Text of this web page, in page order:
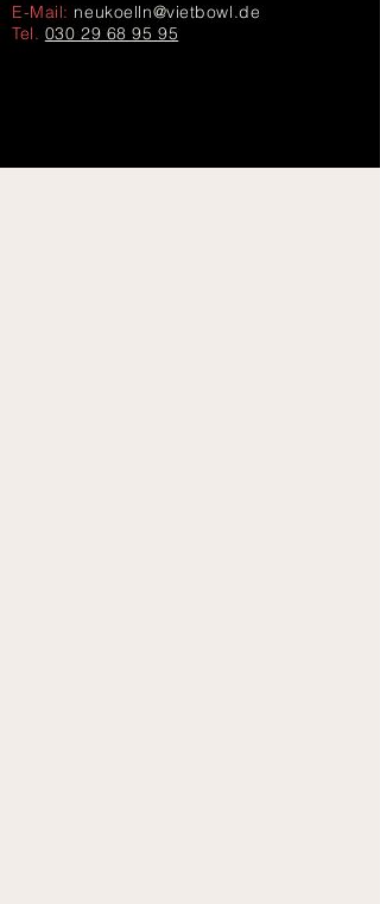
E-Mail: neukoelln@vietbowl.de
Tel. 030 29 68 95 95